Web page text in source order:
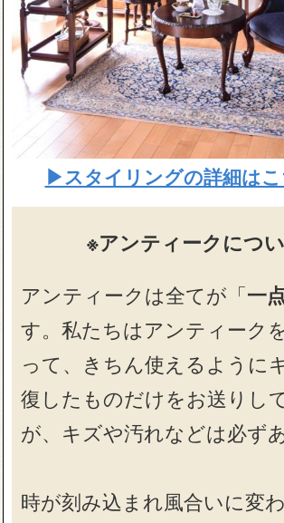
▶スタイリングの詳細は
※アンティークにつ
アンティークは全てが「一
す。私たちはアンティーク
って、きちん使えるように
復したものだけをお送りし
が、キズや汚れなどは必ず
時が刻み込まれ風合いに変